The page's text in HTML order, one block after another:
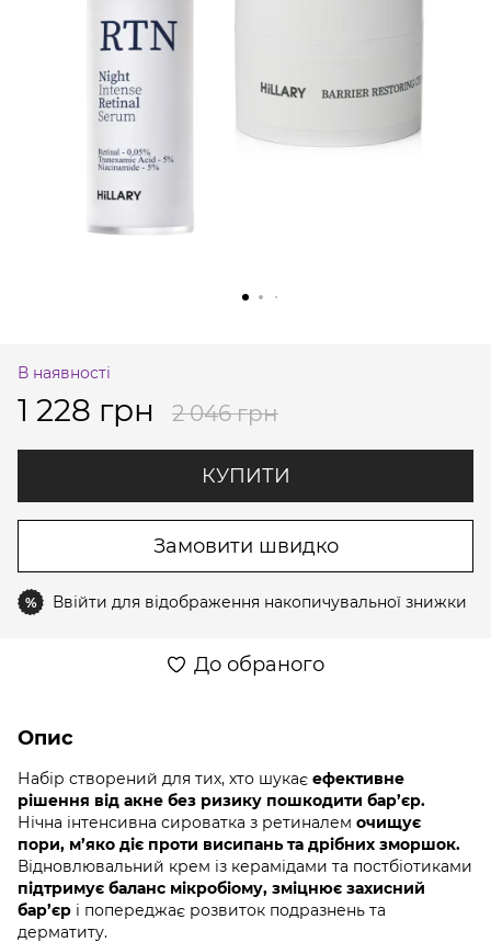
В наявності
1 228 грн 2 046 грн
КУПИТИ
Замовити швидко
% Ввійти для відображення накопичувальної знижки
До обраного
Опис
Набір створений для тих, хто шукає ефективне
рішення від акне без ризику пошкодити бар’єр.
Нічна інтенсивна сироватка з ретиналем очищує
пори, м’яко діє проти висипань та дрібних зморшок.
Відновлювальний крем із керамідами та постбіотиками
підтримує баланс мікробіому, зміцнює захисний
бар’єр і попереджає розвиток подразнень та
дерматиту.